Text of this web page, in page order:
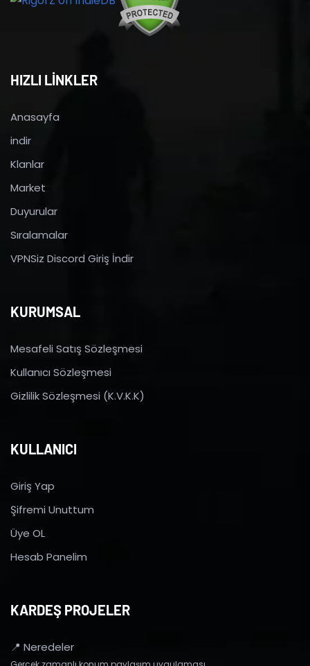
HIZLI LİNKLER
Anasayfa
indir
Klanlar
Market
Duyurular
Sıralamalar
VPNSiz Discord Giriş İndir
KURUMSAL
Mesafeli Satış Sözleşmesi
Kullanıcı Sözleşmesi
Gizlilik Sözleşmesi (K.V.K.K)
KULLANICI
Giriş Yap
Şifremi Unuttum
Üye OL
Hesab Panelim
KARDEŞ PROJELER
📍 Neredeler